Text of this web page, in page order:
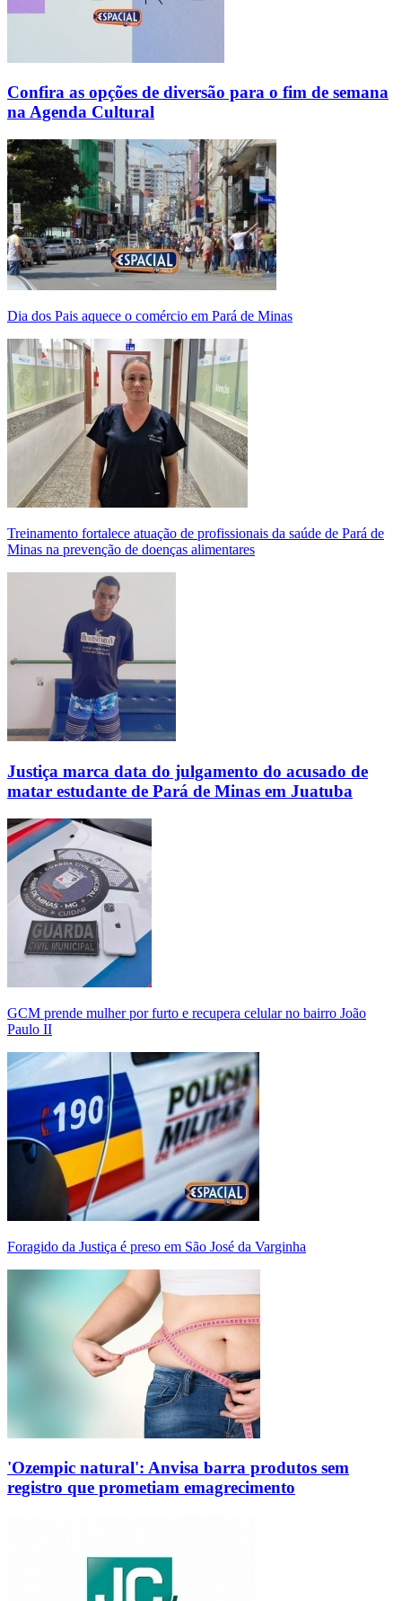
Confira as opções de diversão para o fim de semana
na Agenda Cultural
Dia dos Pais aquece o comércio em Pará de Minas
Treinamento fortalece atuação de profissionais da saúde de Pará de
Minas na prevenção de doenças alimentares
Justiça marca data do julgamento do acusado de
matar estudante de Pará de Minas em Juatuba
GCM prende mulher por furto e recupera celular no bairro João
Paulo II
Foragido da Justiça é preso em São José da Varginha
'Ozempic natural': Anvisa barra produtos sem
registro que prometiam emagrecimento